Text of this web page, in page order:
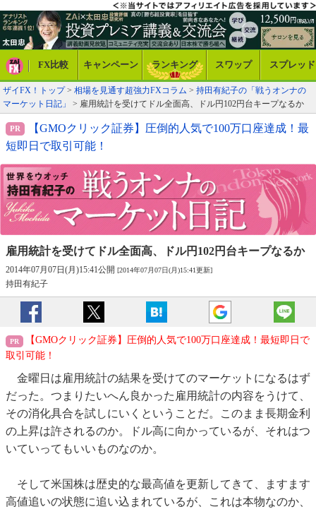
FX比較 キャンペーン ランキング スワップ スプレッド
ザイFX！トップ> 相場を見通す超強力FXコラム > 持田有紀子の「戦うオンナの
マーケット日記」
> 雇用統計を受けてドル全面高、ドル円102円台キープなるか
【GMOクリック証券】圧倒的人気で100万口座達成！最
短即日で取引可能！
雇用統計を受けてドル全面高、 ドル円102円台キープなるか
2014年07月07日(月)15:41公開 [2014年07月07日(月)15:41更新]
持田有紀子
【GMOクリック証券】圧倒的人気で100万口座達成！最短即日で
取引可能！
金曜日は雇用統計の結果を受けてのマーケットになるはず
だった。つまりたいへん良かった雇用統計の内容をうけて、
その消化具合を試しにいくということだ。このまま長期金利
の上昇は許されるのか。ドル高に向かっているが、それはつ
いていってもいいものなのか。
そして米国株は歴史的な最高値を更新してきて、ますます
高値追いの状態に追い込まれているが、これは本物なのか、